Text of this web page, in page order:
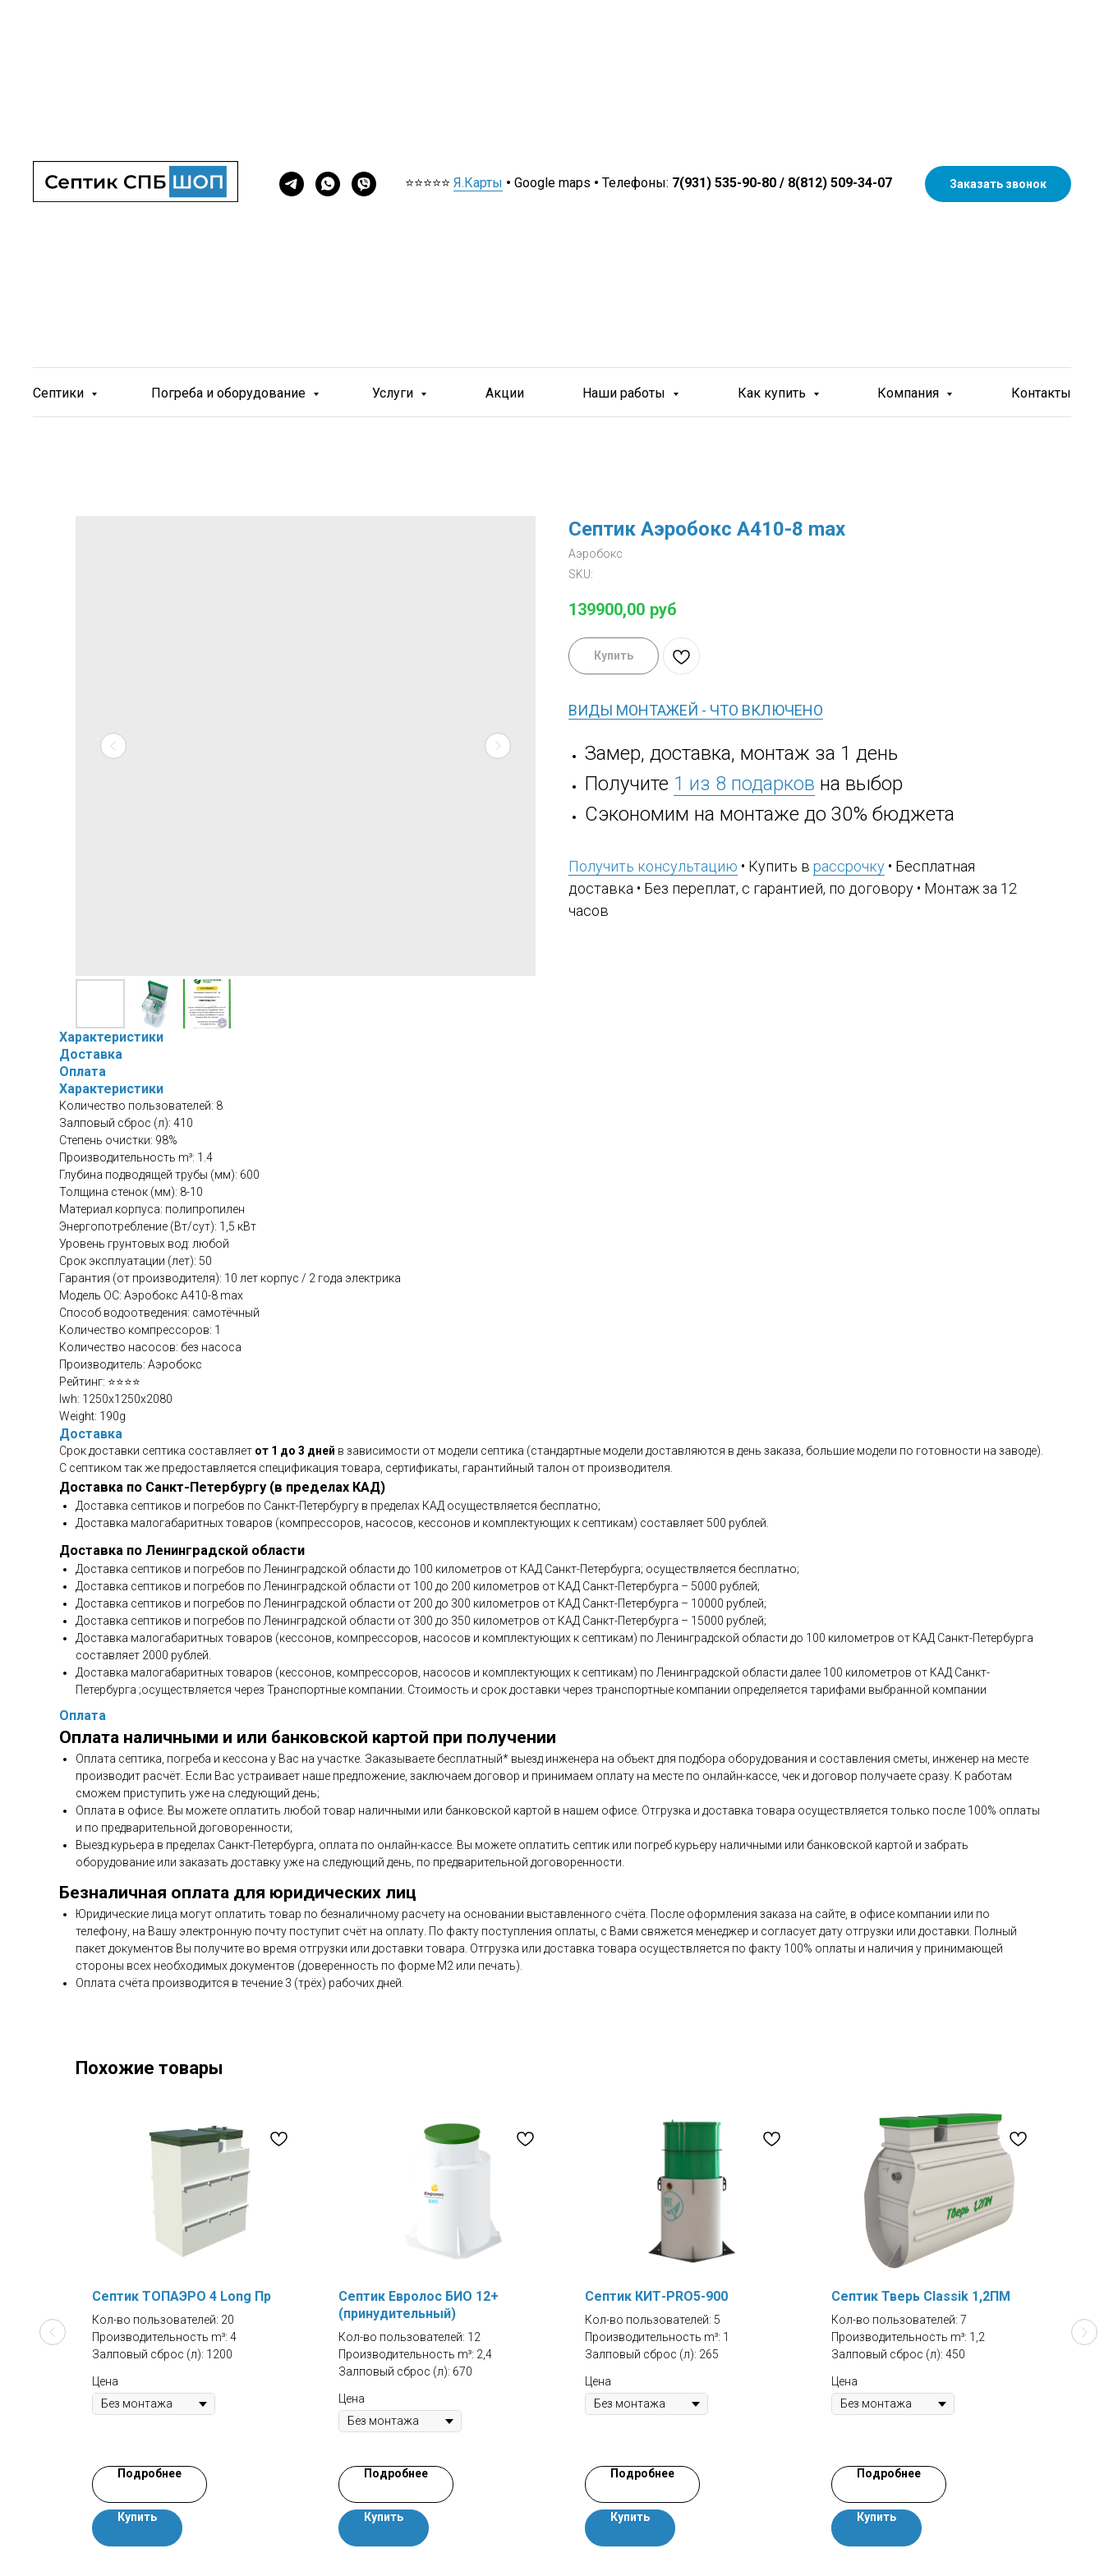
⭐⭐⭐⭐⭐ Я.Карты • Google maps • Телефоны: 7(931) 535-90-80 / 8(812) 509-34-07 Заказать звонок
Септики Погреба и оборудование Услуги Акции Наши работы Как купить Компания Контакты
Септик Аэробокс A410-8 max
Аэробокс
SKU:
139900,00 руб
Купить
ВИДЫ МОНТАЖЕЙ - ЧТО ВКЛЮЧЕНО
Замер, доставка, монтаж за 1 день
Получите 1 из 8 подарков на выбор
Сэкономим на монтаже до 30% бюджета
Получить консультацию • Купить в рассрочку • Бесплатная
доставка • Без переплат, с гарантией, по договору • Монтаж за 12
часов
Характеристики
Доставка
Оплата
Характеристики
Количество пользователей: 8
Залповый сброс (л): 410
Степень очистки: 98%
Производительность m³: 1.4
Глубина подводящей трубы (мм): 600
Толщина стенок (мм): 8-10
Материал корпуса: полипропилен
Энергопотребление (Вт/сут): 1,5 кВт
Уровень грунтовых вод: любой
Срок эксплуатации (лет): 50
Гарантия (от производителя): 10 лет корпус / 2 года электрика
Модель ОС: Аэробокс A410-8 max
Способ водоотведения: самотёчный
Количество компрессоров: 1
Количество насосов: без насоса
Производитель: Аэробокс
Рейтинг: ⭐⭐⭐⭐
lwh: 1250x1250x2080
Weight: 190g
Доставка
Срок доставки септика составляет от 1 до 3 дней в зависимости от модели септика (стандартные модели доставляются в день заказа, большие модели по готовности на заводе).
С септиком так же предоставляется спецификация товара, сертификаты, гарантийный талон от производителя.
Доставка по Санкт-Петербургу (в пределах КАД)
Доставка септиков и погребов по Санкт-Петербургу в пределах КАД осуществляется бесплатно;
Доставка малогабаритных товаров (компрессоров, насосов, кессонов и комплектующих к септикам) составляет 500 рублей.
Доставка по Ленинградской области
Доставка септиков и погребов по Ленинградской области до 100 километров от КАД Санкт-Петербурга; осуществляется бесплатно;
Доставка септиков и погребов по Ленинградской области от 100 до 200 километров от КАД Санкт-Петербурга – 5000 рублей;
Доставка септиков и погребов по Ленинградской области от 200 до 300 километров от КАД Санкт-Петербурга – 10000 рублей;
Доставка септиков и погребов по Ленинградской области от 300 до 350 километров от КАД Санкт-Петербурга – 15000 рублей;
Доставка малогабаритных товаров (кессонов, компрессоров, насосов и комплектующих к септикам) по Ленинградской области до 100 километров от КАД Санкт-Петербурга
составляет 2000 рублей.
Доставка малогабаритных товаров (кессонов, компрессоров, насосов и комплектующих к септикам) по Ленинградской области далее 100 километров от КАД Санкт-
Петербурга ;осуществляется через Транспортные компании. Стоимость и срок доставки через транспортные компании определяется тарифами выбранной компании
Оплата
Оплата наличными и или банковской картой при получении
Оплата септика, погреба и кессона у Вас на участке. Заказываете бесплатный* выезд инженера на объект для подбора оборудования и составления сметы, инженер на месте
производит расчёт. Если Вас устраивает наше предложение, заключаем договор и принимаем оплату на месте по онлайн-кассе, чек и договор получаете сразу. К работам
сможем приступить уже на следующий день;
Оплата в офисе. Вы можете оплатить любой товар наличными или банковской картой в нашем офисе. Отгрузка и доставка товара осуществляется только после 100% оплаты
и по предварительной договоренности;
Выезд курьера в пределах Санкт-Петербурга, оплата по онлайн-кассе. Вы можете оплатить септик или погреб курьеру наличными или банковской картой и забрать
оборудование или заказать доставку уже на следующий день, по предварительной договоренности.
Безналичная оплата для юридических лиц
Юридические лица могут оплатить товар по безналичному расчету на основании выставленного счёта. После оформления заказа на сайте, в офисе компании или по
телефону, на Вашу электронную почту поступит счёт на оплату. По факту поступления оплаты, с Вами свяжется менеджер и согласует дату отгрузки или доставки. Полный
пакет документов Вы получите во время отгрузки или доставки товара. Отгрузка или доставка товара осуществляется по факту 100% оплаты и наличия у принимающей
стороны всех необходимых документов (доверенность по форме М2 или печать).
Оплата счёта производится в течение 3 (трёх) рабочих дней.
Похожие товары
Септик TOПАЭРО 4 Long Пр
Кол-во пользователей: 20
Производительность m³: 4
Залповый сброс (л): 1200
Цена
Подробнее
Купить
Септик Евролос БИО 12+
(принудительный)
Кол-во пользователей: 12
Производительность m³: 2,4
Залповый сброс (л): 670
Цена
Подробнее
Купить
Септик КИТ-PRO5-900
Кол-во пользователей: 5
Производительность m³: 1
Залповый сброс (л): 265
Цена
Подробнее
Купить
Септик Тверь Classik 1,2ПМ
Кол-во пользователей: 7
Производительность m³: 1,2
Залповый сброс (л): 450
Цена
Подробнее
Купить
Кол-